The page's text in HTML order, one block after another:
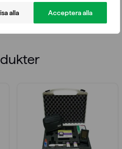
alla Acceptera alla
nödstoppsfunktion.